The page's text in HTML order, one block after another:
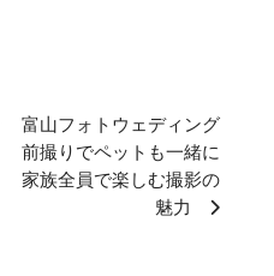
富山フォトウェディング
前撮りでペットも一緒に
家族全員で楽しむ撮影の
魅力